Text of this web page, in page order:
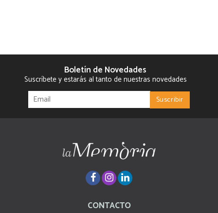
Boletín de Novedades
Suscríbete y estarás al tanto de nuestras novedades
CONTACTO